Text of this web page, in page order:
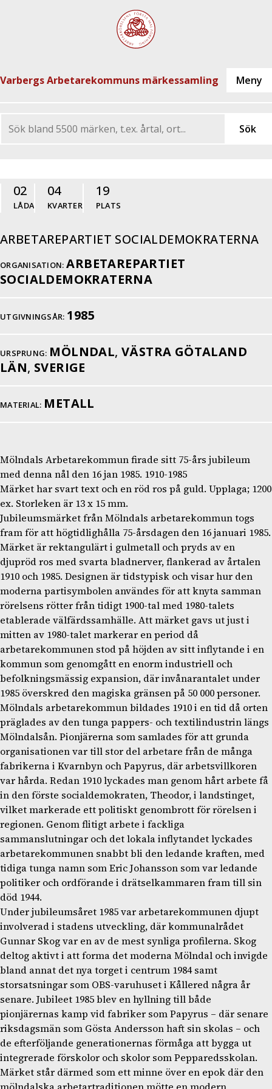
Varbergs Arbetarekommuns märkessamling
02
LÅDA
04
KVARTER
19
PLATS
ARBETAREPARTIET SOCIALDEMOKRATERNA
ORGANISATION: ARBETAREPARTIET
SOCIALDEMOKRATERNA
UTGIVNINGSÅR: 1985
URSPRUNG: MÖLNDAL, VÄSTRA GÖTALAND
LÄN, SVERIGE
MATERIAL: METALL
Mölndals Arbetarekommun firade sitt 75-års jubileum
med denna nål den 16 jan 1985. 1910-1985
Märket har svart text och en röd ros på guld. Upplaga; 1200
ex. Storleken är 13 x 15 mm.
Jubileumsmärket från Mölndals arbetarekommun togs
fram för att högtidlighålla 75-årsdagen den 16 januari 1985.
Märket är rektangulärt i gulmetall och pryds av en
djupröd ros med svarta bladnerver, flankerad av årtalen
1910 och 1985. Designen är tidstypisk och visar hur den
moderna partisymbolen användes för att knyta samman
rörelsens rötter från tidigt 1900-tal med 1980-talets
etablerade välfärdssamhälle. Att märket gavs ut just i
mitten av 1980-talet markerar en period då
arbetarekommunen stod på höjden av sitt inflytande i en
kommun som genomgått en enorm industriell och
befolkningsmässig expansion, där invånarantalet under
1985 överskred den magiska gränsen på 50 000 personer.
Mölndals arbetarekommun bildades 1910 i en tid då orten
präglades av den tunga pappers- och textilindustrin längs
Mölndalsån. Pionjärerna som samlades för att grunda
organisationen var till stor del arbetare från de många
fabrikerna i Kvarnbyn och Papyrus, där arbetsvillkoren
var hårda. Redan 1910 lyckades man genom hårt arbete få
in den förste socialdemokraten, Theodor, i landstinget,
vilket markerade ett politiskt genombrott för rörelsen i
regionen. Genom flitigt arbete i fackliga
sammanslutningar och det lokala inflytandet lyckades
arbetarekommunen snabbt bli den ledande kraften, med
tidiga tunga namn som Eric Johansson som var ledande
politiker och ordförande i drätselkammaren fram till sin
död 1944.
Under jubileumsåret 1985 var arbetarekommunen djupt
involverad i stadens utveckling, där kommunalrådet
Gunnar Skog var en av de mest synliga profilerna. Skog
deltog aktivt i att forma det moderna Mölndal och invigde
bland annat det nya torget i centrum 1984 samt
storsatsningar som OBS-varuhuset i Kållered några år
senare. Jubileet 1985 blev en hyllning till både
pionjärernas kamp vid fabriker som Papyrus – där senare
riksdagsmän som Gösta Andersson haft sin skolas – och
de efterföljande generationernas förmåga att bygga ut
integrerade förskolor och skolor som Pepparedsskolan.
Märket står därmed som ett minne över en epok där den